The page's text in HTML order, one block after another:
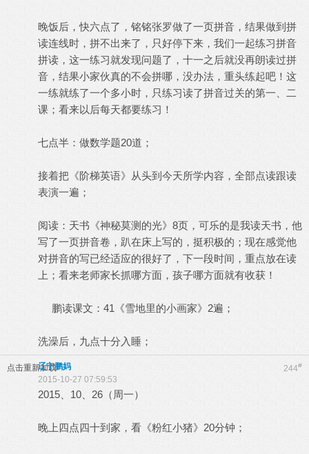
晚饭后，快六点了，铭铭张罗做了一页拼音，结果做到拼
读连线时，拼不出来了，只好停下来，我们一起练习拼音
拼读，这一练习就发现问题了，十一之后就没再朗读过拼
音，结果小家伙真的不会拼哪，没办法，重头练起吧！这
一练就练了一个多小时，只练习读了拼音过关的第一、二
课；看来以后每天都要练习！
七点半：做数学题20道；
接着把《阶梯英语》从头到今天所学内容，全部点读跟读
表演一遍；
阅读：天书《神秘莫测的光》8页，可乐的是我读天书，他
写了一页拼音卷，趴在床上写的，挺积极的；现在感觉他
对拼音的写已经适应的很好了，下一段时间，重点放在读
上；看来老师家长抓哪方面，孩子哪方面就有收获！
鹏读课文：41《雪地里的小画家》2遍；
洗澡后，九点十分入睡；
点击重新加载 244#
辽宁鹏妈
2015-10-27 07:59:53
2015、10、26（周一）
晚上四点四十到家，看《粉红小猪》20分钟；